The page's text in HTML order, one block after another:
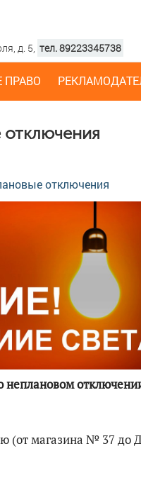
д. 5, тел. 89223345738
ПРАВО
отключения
(от магазина № 37 до
По итогам первой